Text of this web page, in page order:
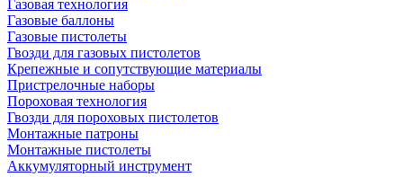
Газовая технология
Газовые баллоны
Газовые пистолеты
Гвозди для газовых пистолетов
Крепежные и сопутствующие материалы
Пристрелочные наборы
Пороховая технология
Гвозди для пороховых пистолетов
Монтажные патроны
Монтажные пистолеты
Аккумуляторный инструмент